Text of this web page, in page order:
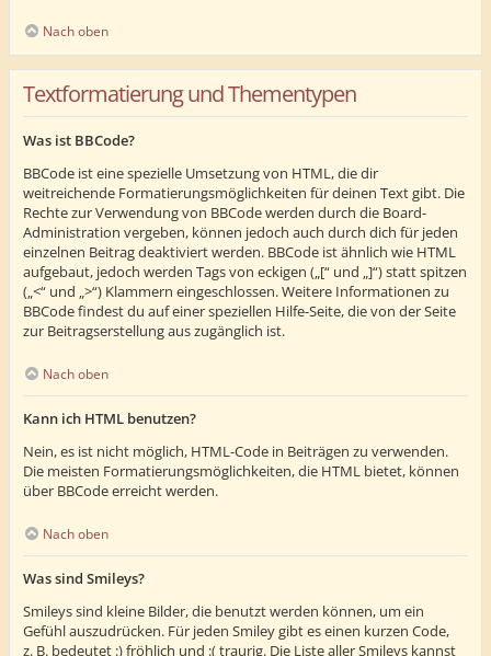
Nach oben
Textformatierung und Thementypen
Was ist BBCode?
BBCode ist eine spezielle Umsetzung von HTML, die dir
weitreichende Formatierungsmöglichkeiten für deinen Text gibt. Die
Rechte zur Verwendung von BBCode werden durch die Board-
Administration vergeben, können jedoch auch durch dich für jeden
einzelnen Beitrag deaktiviert werden. BBCode ist ähnlich wie HTML
aufgebaut, jedoch werden Tags von eckigen („[“ und „]“) statt spitzen
(„<“ und „>“) Klammern eingeschlossen. Weitere Informationen zu
BBCode findest du auf einer speziellen Hilfe-Seite, die von der Seite
zur Beitragserstellung aus zugänglich ist.
Nach oben
Kann ich HTML benutzen?
Nein, es ist nicht möglich, HTML-Code in Beiträgen zu verwenden.
Die meisten Formatierungsmöglichkeiten, die HTML bietet, können
über BBCode erreicht werden.
Nach oben
Was sind Smileys?
Smileys sind kleine Bilder, die benutzt werden können, um ein
Gefühl auszudrücken. Für jeden Smiley gibt es einen kurzen Code,
z. B. bedeutet :) fröhlich und :( traurig. Die Liste aller Smileys kannst